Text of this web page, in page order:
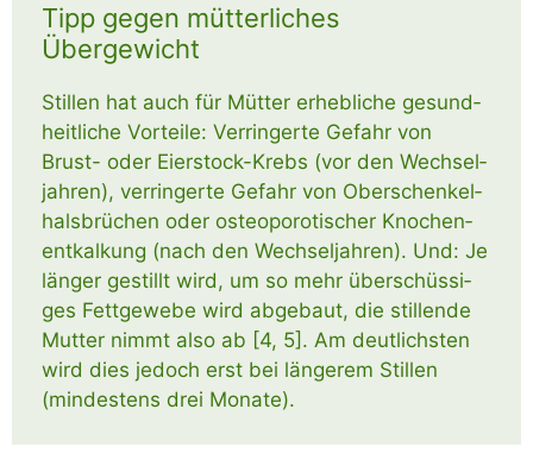
Tipp gegen mütterliches
Übergewicht
Stil­len hat auch für Müt­ter erheb­li­che gesund­
heit­li­che Vor­tei­le: Ver­rin­ger­te Gefahr von
Brust- oder Eier­­stock-Krebs (vor den Wech­sel­
jah­ren), ver­rin­ger­te Gefahr von Ober­schen­kel­
hals­brü­chen oder osteo­po­ro­ti­scher Kno­chen­
ent­kal­kung (nach den Wech­sel­jah­ren). Und: Je
län­ger gestillt wird, um so mehr über­schüs­si­
ges Fett­ge­we­be wird abge­baut, die stil­len­de
Mut­ter nimmt also ab [4, 5]. Am deut­lichs­ten
wird dies jedoch erst bei län­ge­rem Stil­len
(min­des­tens drei Monate).